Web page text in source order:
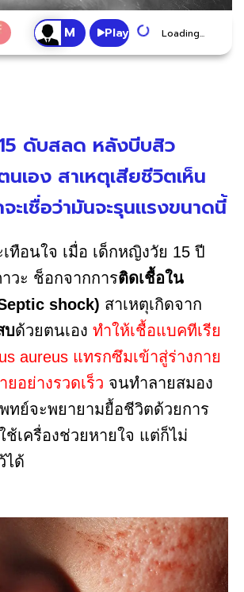
Play Loading...
ดับสลด หลังบีบสิว
เอง สาเหตุเสียชีวิตเห็น
ะเชื่อว่ามันจะรุนแรงขนาดนี้
ทือนใจ เมื่อ เด็กหญิงวัย 15 ปี
วะ ช็อกจากการติดเชื้อใน
shock) สาเหตุเกิดจาก
บด้วยตนเอง ทำให้เชื้อแบคทีเรีย
aureus แทรกซึมเข้าสู่ร่างกาย
อย่างรวดเร็ว จนทำลายสมอง
ทย์จะพยายามยื้อชีวิตด้วยการ
ช้เครื่องช่วยหายใจ แต่ก็ไม่
ได้